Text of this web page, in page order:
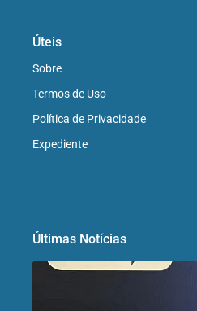
Úteis
Sobre
Termos de Uso
Política de Privacidade
Expediente
Últimas Notícias